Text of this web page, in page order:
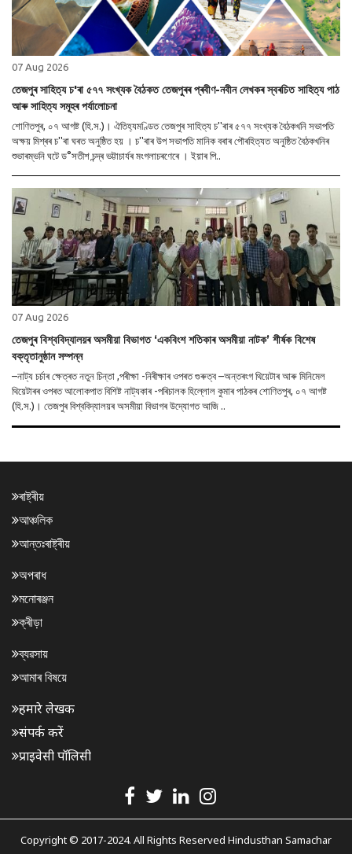
07 Aug 2026
তেজপুৰ সাহিত্য চ'ৰা ৫৭৭ সংখ্যক বৈঠকত তেজপুৰৰ প্ৰবীণ-নবীন লেখকৰ স্বৰচিত সাহিত্য পাঠ
আৰু সাহিত্য সমূহৰ পৰ্যালোচনা
শোণিতপুৰ, ০৭ আগষ্ট (হি.স.)। ঐতিহ্যমণ্ডিত তেজপুৰ সাহিত্য চ''ৰাৰ ৫৭৭ সংখ্যক বৈঠকখনি সভাপতি
অক্ষয় মিশ্ৰৰ চ''ৰা ঘৰত অনুষ্ঠিত হয় । চ''ৰাৰ উপ সভাপতি মানিক বৰাৰ পৌৰহিত্যত অনুষ্ঠিত বৈঠকখনিৰ
শুভাৰম্ভনি ঘটে ড°সতীশ চন্দ্ৰ ভট্টাচাৰ্যৰ মংগলাচৰণেৰে । ইয়াৰ পি..
07 Aug 2026
তেজপুৰ বিশ্ববিদ্যালয়ৰ অসমীয়া বিভাগত ‘একবিংশ শতিকাৰ অসমীয়া নাটক’ শীৰ্ষক বিশেষ
বক্তৃতানুষ্ঠান সম্পন্ন
–নাট্য চৰ্চাৰ ক্ষেত্ৰত নতুন চিন্তা ,পৰীক্ষা -নিৰীক্ষাৰ ওপৰত গুৰুত্ব –অন্তৰংগ থিয়েটাৰ আৰু মিনিমেল
থিয়েটাৰৰ ওপৰত আলোকপাত বিশিষ্ট নাট্যকাৰ -পৰিচালক হিল্লোল কুমাৰ পাঠকৰ শোণিতপুৰ, ০৭ আগষ্ট
(হি.স.)। তেজপুৰ বিশ্ববিদ্যালয়ৰ অসমীয়া বিভাগৰ উদ্যোগত আজি ..
ৰাষ্ট্ৰীয়
আঞ্চলিক
আন্তঃৰাষ্ট্ৰীয়
অপৰাধ
মনোৰঞ্জন
ক্ৰীড়া
ব্যৱসায়
আমাৰ বিষয়ে
हमारे लेखक
संपर्क करें
प्राइवेसी पॉलिसी
Copyright © 2017-2024. All Rights Reserved Hindusthan Samachar